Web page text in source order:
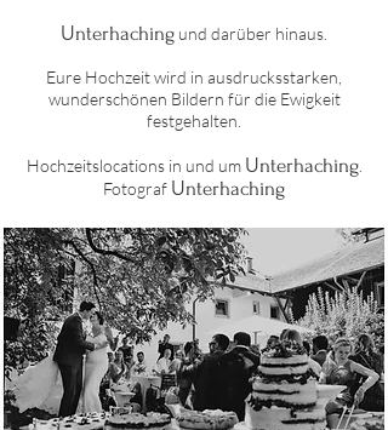
Unterhaching und darüber hinaus.
Eure Hochzeit wird in ausdrucksstarken,
wunderschönen Bildern für die Ewigkeit
festgehalten.
Hochzeitslocations in und um Unterhaching.
Fotograf Unterhaching